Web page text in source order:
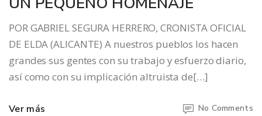
POR GABRIEL SEGURA HERRERO, CRONISTA OFICIAL
DE ELDA (ALICANTE) A nuestros pueblos los hacen
grandes sus gentes con su trabajo y esfuerzo diario,
así como con su implicación altruista de[…]
Ver más No Comments